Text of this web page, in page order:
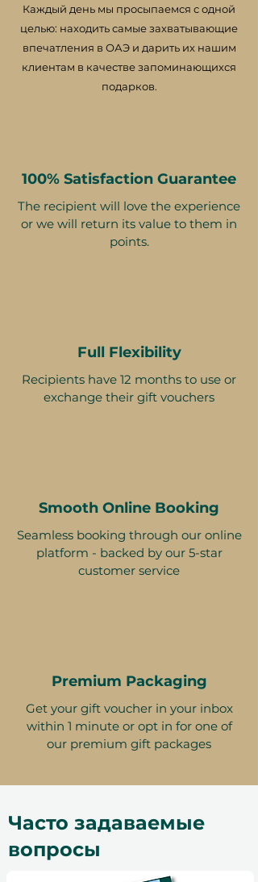
Отмена или изменение
бронирований невозможны. Как
только вы получили
подтверждение бронирования,
оно является окончательным.
Этот подарочный сертификат
действителен в течение 12
наличные, заменен в случае
утери и не подлежит возврату.
Подарочный сертификат должен
быть указан при использовании и
может быть обработано из-за
политики наших партнеров.
Отмена бронирования может
сделать сертификат
Каждый день мы просыпаемся с одной
целью: находить самые захватывающие
впечатления в ОАЭ и дарить их нашим
клиентам в качестве запоминающихся
подарков.
100% Satisfaction Guarantee
The recipient will love the experience
or we will return its value to them in
points.
Full Flexibility
Recipients have 12 months to use or
exchange their gift vouchers
Smooth Online Booking
Seamless booking through our online
platform - backed by our 5-star
customer service
Premium Packaging
Get your gift voucher in your inbox
within 1 minute or opt in for one of
our premium gift packages
Часто задаваемые
вопросы